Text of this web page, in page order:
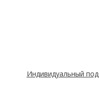
Индивидуальный